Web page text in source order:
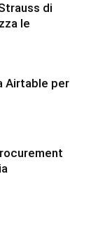
di
le
Airtable per